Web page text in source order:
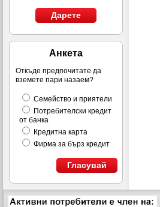
Дарете
Анкета
Откъде предпочитате да
вземете пари назаем?
Семейство и приятели
Потребителски кредит
от банка
Кредитна карта
Фирма за бърз кредит
Гласувай